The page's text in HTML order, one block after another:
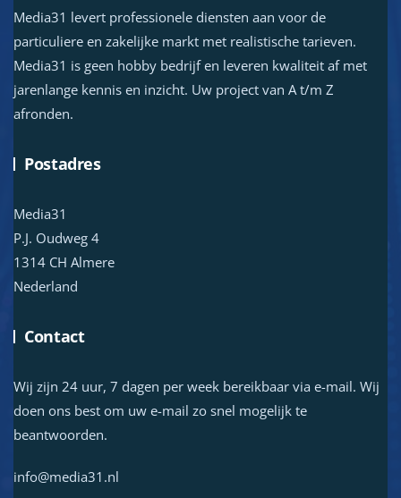
Media31 levert professionele diensten aan voor de
particuliere en zakelijke markt met realistische tarieven.
Media31 is geen hobby bedrijf en leveren kwaliteit af met
jarenlange kennis en inzicht. Uw project van A t/m Z
afronden.
Postadres
Media31
P.J. Oudweg 4
1314 CH Almere
Nederland
Contact
Wij zijn 24 uur, 7 dagen per week bereikbaar via e-mail. Wij
doen ons best om uw e-mail zo snel mogelijk te
beantwoorden.
info@media31.nl